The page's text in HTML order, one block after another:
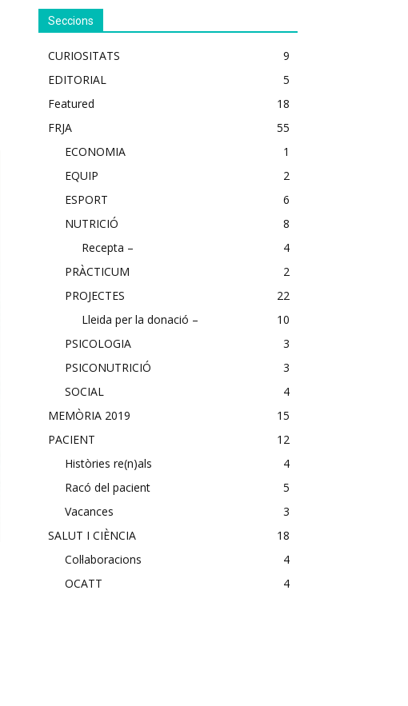
Seccions
CURIOSITATS
9
EDITORIAL
5
Featured
18
FRJA
55
ECONOMIA
1
EQUIP
2
ESPORT
6
NUTRICIÓ
8
Recepta –
4
PRÀCTICUM
2
PROJECTES
22
Lleida per la donació –
10
PSICOLOGIA
3
PSICONUTRICIÓ
3
SOCIAL
4
MEMÒRIA 2019
15
PACIENT
12
Històries re(n)als
4
Racó del pacient
5
Vacances
3
SALUT I CIÈNCIA
18
Col·laboracions
4
OCATT
4